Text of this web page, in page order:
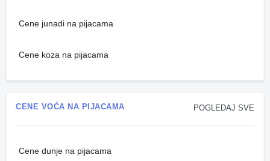
Cene junadi na pijacama
Cene koza na pijacama
POGLEDAJ SVE
CENE VOĆA NA PIJACAMA
Cene dunje na pijacama